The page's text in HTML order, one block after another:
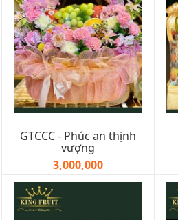
GTCCC - Phúc an thịnh
vượng
3,000,000